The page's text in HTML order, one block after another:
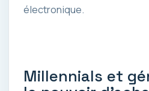
électronique.
Millennials et